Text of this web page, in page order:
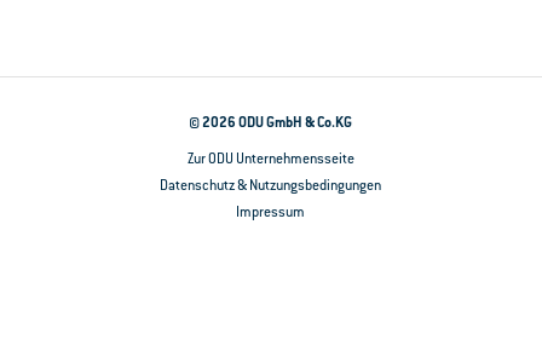
© 2026 ODU GmbH & Co.KG
Zur ODU Unternehmensseite
Datenschutz & Nutzungsbedingungen
Impressum